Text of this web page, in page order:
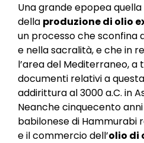
Una grande epopea
della produzione di olio
un processo che sconfina
e nella sacralità, e che in
l’area del Mediterraneo,
documenti relativi a
addirittura al 3000 a.C. in
Neanche cinquecento
babilonese di Hammurabi
e il commercio dell’olio di